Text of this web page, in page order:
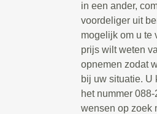
in een ander,
voordeliger uit
mogelijk om u te
prijs wilt weten
opnemen zodat
bij uw situatie. U
het nummer
wensen op zoek